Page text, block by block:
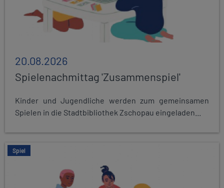
20.08.2026
Spielenachmittag 'Zusammenspiel'
Kinder und Jugendliche werden zum gemeinsamen
Spielen in die Stadtbibliothek Zschopau eingeladen...
Spiel